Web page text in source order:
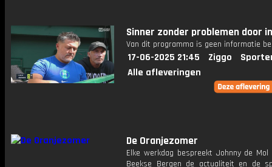
Sinner zonder problemen door
Van dit programma is geen informatie
17-06-2025 21:45 Ziggo
Alle afleveringen
De Oranjezomer
Elke werkdag bespreekt Johnny de
Beekse Bergen de actualiteit en de